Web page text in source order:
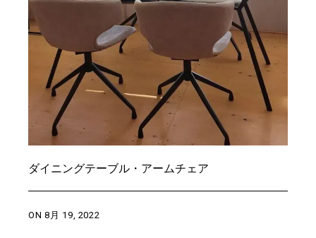
ダイニングテーブル・アームチェア
ON8月 19, 2022